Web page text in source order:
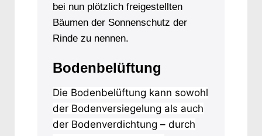
bei nun plötzlich freigestellten
Bäumen der Sonnenschutz der
Rinde zu nennen.
Bodenbelüftung
Die Bodenbelüftung kann sowohl
der Bodenversiegelung als auch
der Bodenverdichtung – durch